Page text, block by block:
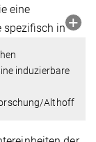
induzierbare
Althoff